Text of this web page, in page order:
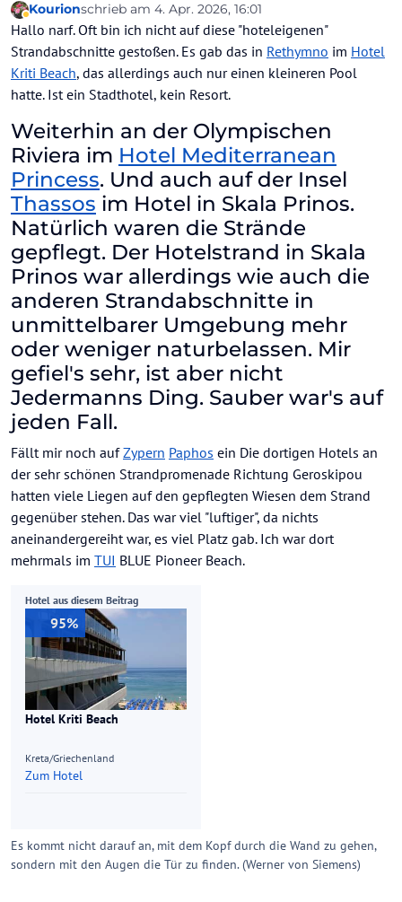
Abwesend
Kourionschrieb am 4. Apr. 2026, 16:01
zuletzt editiert von Kourion4. Apr. 2026, 16:32
Hallo narf. Oft bin ich nicht auf diese "hoteleigenen"
Strandabschnitte gestoßen. Es gab das in Rethymno im Hotel
Kriti Beach, das allerdings auch nur einen kleineren Pool
hatte. Ist ein Stadthotel, kein Resort.
Weiterhin an der Olympischen
Riviera im Hotel Mediterranean
Princess. Und auch auf der Insel
Thassos im Hotel in Skala Prinos.
Natürlich waren die Strände
gepflegt. Der Hotelstrand in Skala
Prinos war allerdings wie auch die
anderen Strandabschnitte in
unmittelbarer Umgebung mehr
oder weniger naturbelassen. Mir
gefiel's sehr, ist aber nicht
Jedermanns Ding. Sauber war's auf
jeden Fall.
Fällt mir noch aufZypern Paphos ein Die dortigen Hotels an
der sehr schönen Strandpromenade Richtung Geroskipou
hatten viele Liegen auf den gepflegten Wiesen dem Strand
gegenüber stehen. Das war viel "luftiger", da nichts
aneinandergereiht war, es viel Platz gab. Ich war dort
mehrmals im TUI BLUE Pioneer Beach.
Hotel aus diesem Beitrag
95%
Hotel Kriti Beach
Kreta/Griechenland
Zum Hotel
Es kommt nicht darauf an, mit dem Kopf durch die Wand zu gehen,
sondern mit den Augen die Tür zu finden. (Werner von Siemens)